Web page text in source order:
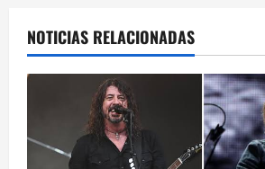
a
c
ó
NOTICIAS RELACIONADAS